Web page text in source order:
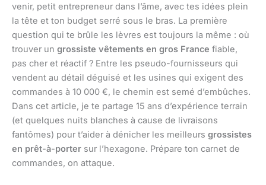
venir, petit entrepreneur dans l’âme, avec tes idées plein
la tête et ton budget serré sous le bras. La première
question qui te brûle les lèvres est toujours la même : où
trouver un grossiste vêtements en gros France fiable,
pas cher et réactif ? Entre les pseudo-fournisseurs qui
vendent au détail déguisé et les usines qui exigent des
commandes à 10 000 €, le chemin est semé d’embûches.
Dans cet article, je te partage 15 ans d’expérience terrain
(et quelques nuits blanches à cause de livraisons
fantômes) pour t’aider à dénicher les meilleurs grossistes
en prêt-à-porter sur l’hexagone. Prépare ton carnet de
commandes, on attaque.